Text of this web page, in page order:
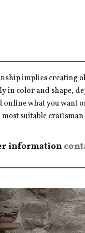
implies creating
in color and shape,
online what you want
suitable
information